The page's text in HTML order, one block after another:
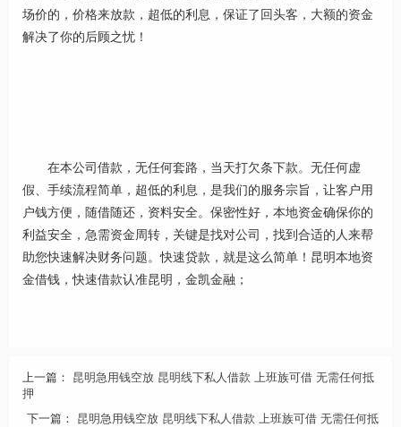
场价的，价格来放款，超低的利息，保证了回头客，大额的资金
解决了你的后顾之忧！
在本公司借款，无任何套路，当天打欠条下款。无任何虚
假、手续流程简单，超低的利息，是我们的服务宗旨，让客户用
户钱方便，随借随还，资料安全。保密性好，本地资金确保你的
利益安全，急需资金周转，关键是找对公司，找到合适的人来帮
助您快速解决财务问题。快速贷款，就是这么简单！昆明本地资
金借钱，快速借款认准昆明，金凯金融；
上一篇：
昆明急用钱空放 昆明线下私人借款 上班族可借 无需任何抵
押
下一篇：
昆明急用钱空放 昆明线下私人借款 上班族可借 无需任何抵